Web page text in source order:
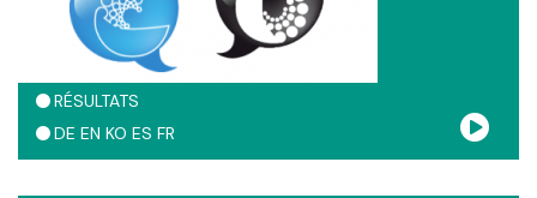
RÉSULTATS
DE EN KO ES FR